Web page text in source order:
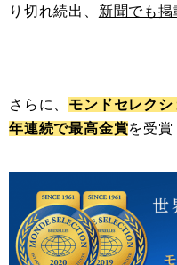
り切れ続出、 新聞でも掲
さらに、 モンドセレク
年連続で最高金賞を受賞